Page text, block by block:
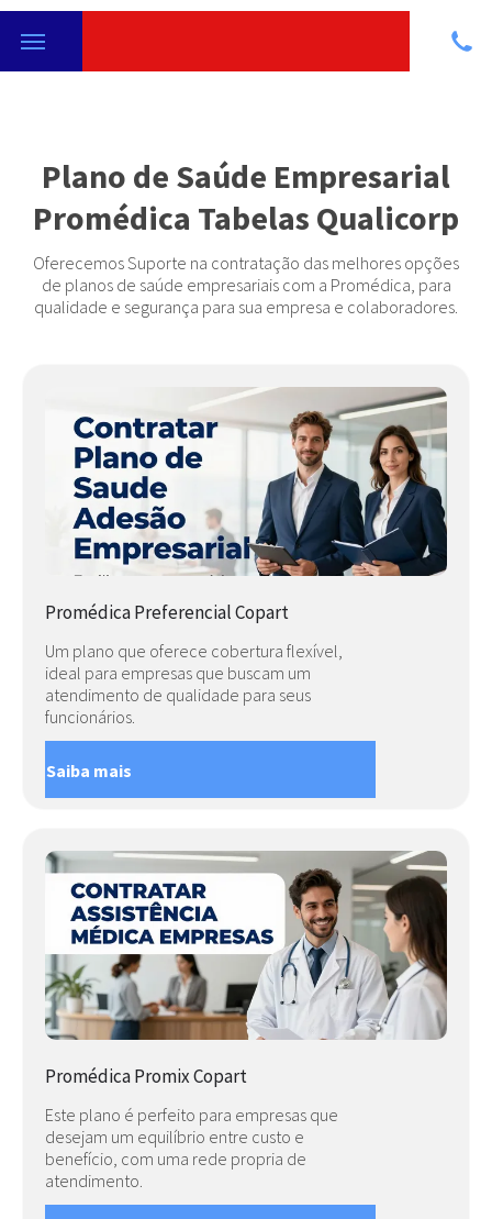
Plano de Saúde Empresarial
Promédica Tabelas Qualicorp
Oferecemos Suporte na contratação das melhores opções
de planos de saúde empresariais com a Promédica, para
qualidade e segurança para sua empresa e colaboradores.
Promédica Preferencial Copart
Um plano que oferece cobertura flexível,
ideal para empresas que buscam um
atendimento de qualidade para seus
funcionários.
Saiba mais
Promédica Promix Copart
Este plano é perfeito para empresas que
desejam um equilíbrio entre custo e
benefício, com uma rede propria de
atendimento.